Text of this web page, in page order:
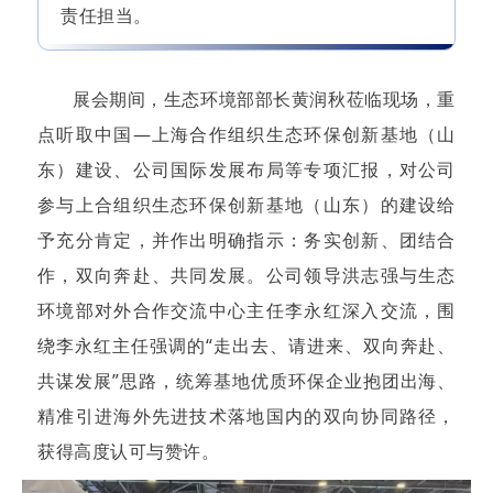
责任担当。
展会期间，生态环境部部长黄润秋莅临现场，重
点听取中国—上海合作组织生态环保创新基地（山
东）建设、公司国际发展布局等专项汇报，对公司
参与上合组织生态环保创新基地（山东）的建设给
予充分肯定，并作出明确指示：务实创新、团结合
作，双向奔赴、共同发展。公司领导洪志强与生态
环境部对外合作交流中心主任李永红深入交流，围
绕李永红主任强调的“走出去、请进来、双向奔赴、
共谋发展”思路，统筹基地优质环保企业抱团出海、
精准引进海外先进技术落地国内的双向协同路径，
获得高度认可与赞许。